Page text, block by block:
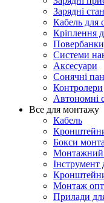
Зарядні
Кабель для
Кріплення
Системи
Аксесуари
Сонячні
Контролери
Автономні
Все для монтажу
Кабель
Бокси
Монтажний
Інструмент
Кронштейни
Монтаж
Прилади